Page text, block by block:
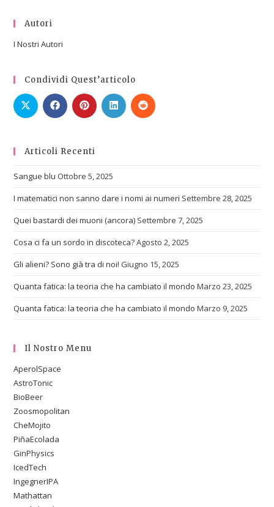
Autori
I Nostri Autori
Condividi Quest’articolo
Articoli Recenti
Sangue blu Ottobre 5, 2025
I matematici non sanno dare i nomi ai numeri Settembre 28, 2025
Quei bastardi dei muoni (ancora) Settembre 7, 2025
Cosa ci fa un sordo in discoteca?Agosto 2, 2025
Gli alieni? Sono già tra di noi! Giugno 15, 2025
Quanta fatica: la teoria che ha cambiato il mondo Marzo 23, 2025
Quanta fatica: la teoria che ha cambiato il mondo Marzo 9, 2025
Il Nostro Menu
AperolSpace
AstroTonic
BioBeer
Zoosmopolitan
CheMojito
PiñaEcolada
GinPhysics
IcedTech
IngegnerIPA
Mathattan